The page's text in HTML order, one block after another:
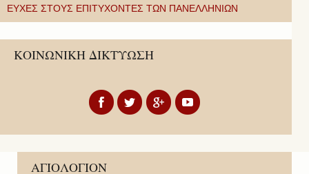
ΕΥΧΕΣ ΣΤΟΥΣ ΕΠΙΤΥΧΟΝΤΕΣ ΤΩΝ ΠΑΝΕΛΛΗΝΙΩΝ
ΚΟΙΝΩΝΙΚΗ ΔΙΚΤΥΩΣΗ
ΑΓΙΟΛΟΓΙΟΝ